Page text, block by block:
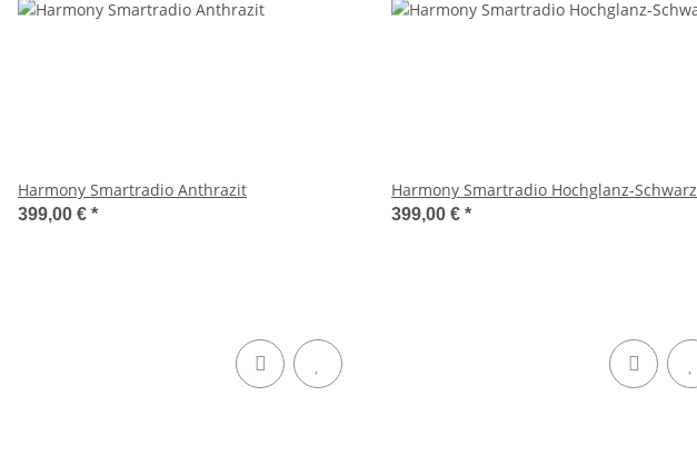
Harmony Smartradio Anthrazit
399,00 € *
Harmony Smartradio Hochglanz-Schwarz
399,00 € *